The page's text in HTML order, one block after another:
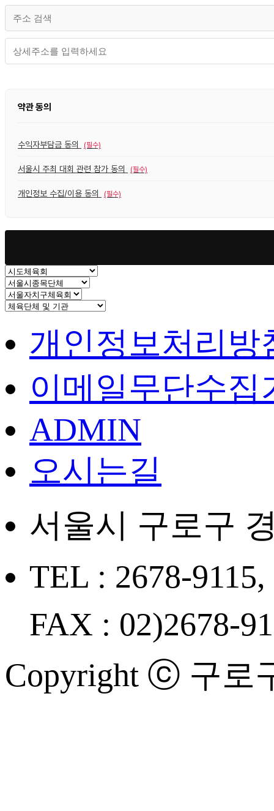
약관 동의
수익자부담금 동의 (필수)
서울시 주최 대회 관련 참가 동의 (필수)
개인정보 수집/이용 동의 (필수)
개인정보처리방
이메일무단수집
ADMIN
오시는길
서울시 구로구
TEL : 2678-9115,
FAX : 02)2678-
Copyright ⓒ 구로